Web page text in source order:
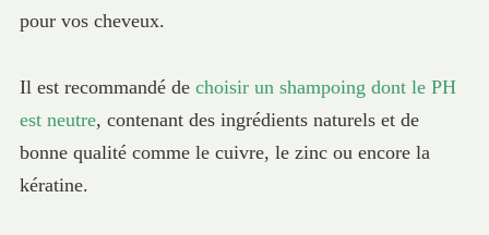
pour vos cheveux.
Il est recommandé de choisir un shampoing dont le PH
est neutre, contenant des ingrédients naturels et de
bonne qualité comme le cuivre, le zinc ou encore la
kératine.